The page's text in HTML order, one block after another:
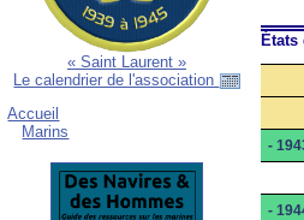
« Saint Laurent »
Le calendrier de l'association
Accueil
Marins
États
-
-